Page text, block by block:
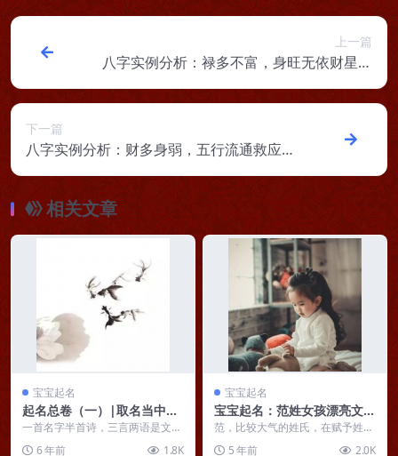
上一篇
八字实例分析：禄多不富，身旺无依财星无
力的男命
下一篇
八字实例分析：财多身弱，五行流通救应的
女命
相关文章
宝宝起名
起名总卷（一）|取名当中如
何诗意地运用修辞？
一首名字半首诗，三言两语是文
6 年前 1.8K
宝宝起名
宝宝起名：范姓女孩漂亮文
雅、有涵养的名字精选
范，比较大气的姓氏，在赋予姓范
5 年前 2.0K